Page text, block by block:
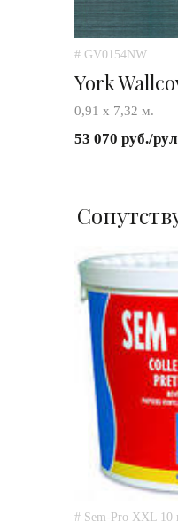
# GV0154NW
York
0,91 х 7,32 м.
53 070 руб./рул
# Sem-Pro XXL 10